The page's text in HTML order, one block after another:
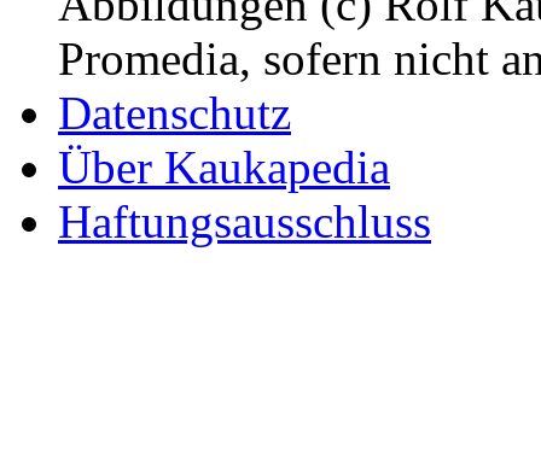
Promedia, sofern nicht
Datenschutz
Über Kaukapedia
Haftungsausschluss